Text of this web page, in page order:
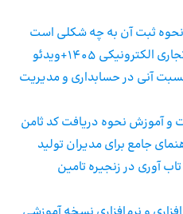
ثبت آن به چه شکلی است
1405+ویدئو
آنی در حسابداری و مدیریت
و آموزش نحوه دریافت کد ثامن
جامع برای مدیران تولید
آوری در زنجیره تامین